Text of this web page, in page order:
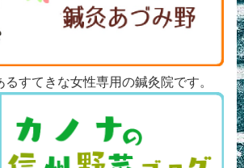
すてきな女性専用の鍼灸院です。